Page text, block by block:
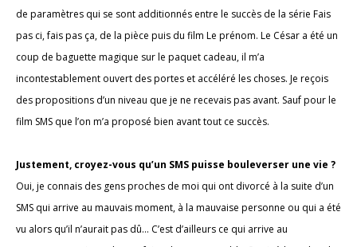
de paramètres qui se sont additionnés entre le succès de la série Fais
pas ci, fais pas ça, de la pièce puis du film Le prénom. Le César a été un
coup de baguette magique sur le paquet cadeau, il m’a
incontestablement ouvert des portes et accéléré les choses. Je reçois
des propositions d’un niveau que je ne recevais pas avant. Sauf pour le
film SMS que l’on m’a proposé bien avant tout ce succès.
Justement, croyez-vous qu’un SMS puisse bouleverser une vie ?
Oui, je connais des gens proches de moi qui ont divorcé à la suite d’un
SMS qui arrive au mauvais moment, à la mauvaise personne ou qui a été
vu alors qu’il n’aurait pas dû… C’est d’ailleurs ce qui arrive au